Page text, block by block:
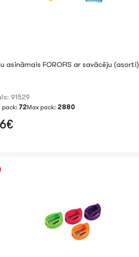
asināmais FOROFIS ar savācēju (asorti)
91529
pack: 72Max pack: 2880